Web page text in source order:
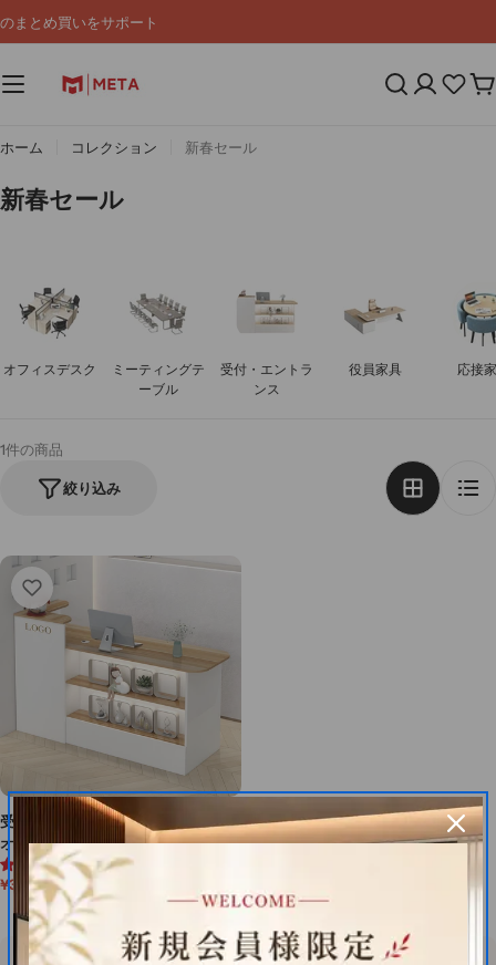
ン
ン
ツ
ス
ッ
プ
まとめ買いをサポート
カ
ホーム コレクション 新春セール
コ
ョ
:
新春セール
オフィスデスク
ミーティングテ
ーブル
受付・エントラ
ンス
役員家具 応接
1件の商品
絞り込み
受付カウンター レジカウンター
オフィス受付 鍵付き 配線穴付
き 角丸 シンプル ホワイト カ
スタマイズ可能 JDT-M-104
4.8 (6件)
セ
ー
¥36,120
通
常
¥50,000